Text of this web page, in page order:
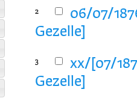
2
06/07/
Gezelle]
3
xx/[07/
Gezelle]